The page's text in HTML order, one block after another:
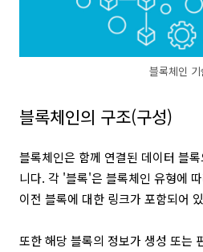
블록체인 기
블록체인의 구조(구성)
블록체인은 함께 연결된 데이터 블
니다. 각 '블록'은 블록체인 유형에
이전 블록에 대한 링크가 포함되어
또한 해당 블록의 정보가 생성 또는